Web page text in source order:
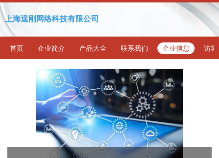
上海逞刚网络科技有限公司
首页 企业简介 产品大全 联系我们 企业信息 访客